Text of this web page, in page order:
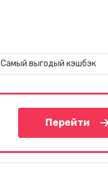
Самый выгодый кэшбэк
Перейти